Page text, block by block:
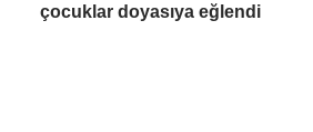
çocuklar doyasıya eğlendi